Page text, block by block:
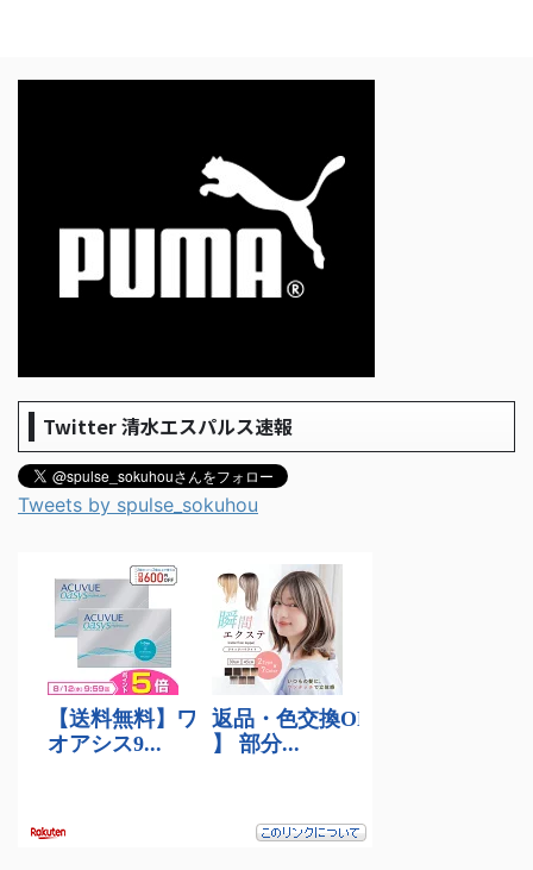
Twitter 清水エスパルス速報
Tweets by spulse_sokuhou